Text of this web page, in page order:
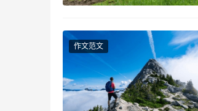
作文范文